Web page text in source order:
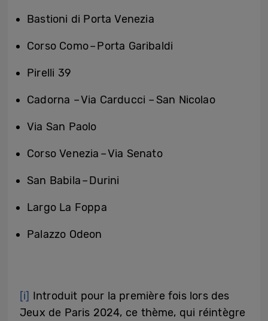
Bastioni di Porta Venezia
Corso Como – Porta Garibaldi
Pirelli 39
Cadorna – Via Carducci – San Nicolao
Via San Paolo
Corso Venezia – Via Senato
San Babila – Durini
Largo La Foppa
Palazzo Odeon
[i] Introduit pour la première fois lors des
Jeux de Paris 2024, ce thème, qui réintègre